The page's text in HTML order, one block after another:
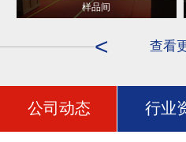
样品间
查看
<
公司动态 行业